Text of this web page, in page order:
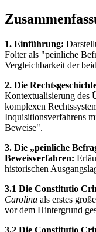
1. Einführung:
Folter als "peinliche
Vergleichbarkeit der
2. Die
Kontextualisierung des
komplexen
Inquisitionsverfahrens
Beweise".
3. Die „peinliche
Beweisverfahren:
historischen
3.1 Die Constitutio
Carolina als erstes
vor dem Hintergrund
3.2 Die Constitutio